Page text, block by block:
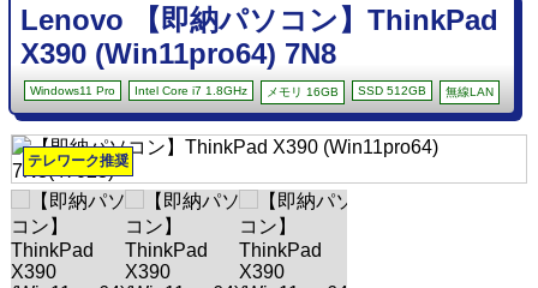
Lenovo 【即納パソコン】ThinkPad
X390 (Win11pro64) 7N8
Windows11 Pro Intel Core i7 1.8GHz メモリ 16GB SSD 512GB 無線LAN
テレワーク推奨